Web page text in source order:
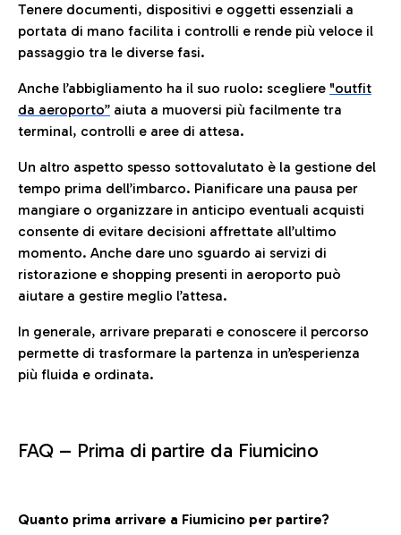
Tenere documenti, dispositivi e oggetti essenziali a
portata di mano facilita i controlli e rende più veloce il
passaggio tra le diverse fasi.
Anche l’abbigliamento ha il suo ruolo: scegliere "outfit
da aeroporto” aiuta a muoversi più facilmente tra
terminal, controlli e aree di attesa.
Un altro aspetto spesso sottovalutato è la gestione del
tempo prima dell’imbarco. Pianificare una pausa per
mangiare o organizzare in anticipo eventuali acquisti
consente di evitare decisioni affrettate all’ultimo
momento. Anche dare uno sguardo ai servizi di
ristorazione e shopping presenti in aeroporto può
aiutare a gestire meglio l’attesa.
In generale, arrivare preparati e conoscere il percorso
permette di trasformare la partenza in un’esperienza
più fluida e ordinata.
FAQ – Prima di partire da Fiumicino
Quanto prima arrivare a Fiumicino per partire?